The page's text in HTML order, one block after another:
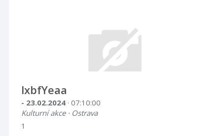
lxbfYeaa
- 23.02.2024 · 07:10:00
Kulturní akce · Ostrava
1